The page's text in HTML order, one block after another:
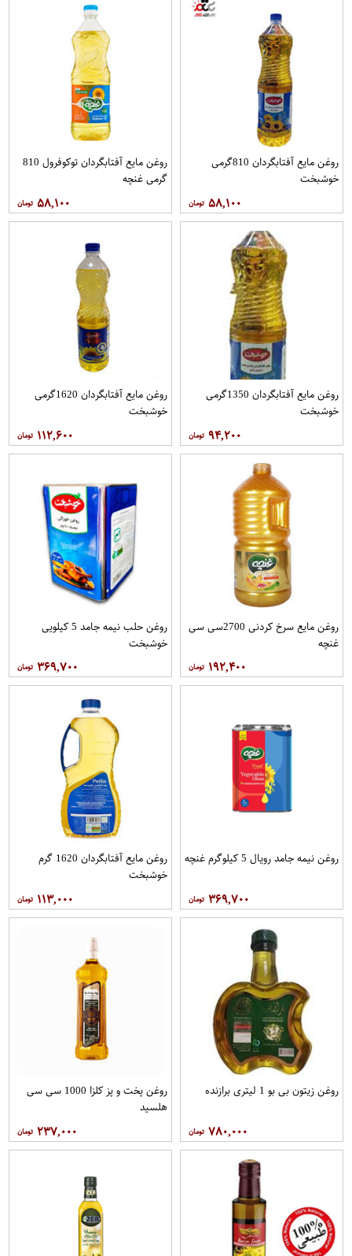
روغن مايع آفتابگردان 810گرمی
خوشبخت
۵۸,۱۰۰
روغن مايع آفتابگردان توکوفرول 810
گرمی غنچه
۵۸,۱۰۰
روغن مايع آفتابگردان 1350گرمی
خوشبخت
۹۴,۲۰۰
روغن مايع آفتابگردان 1620گرمی
خوشبخت
۱۱۲,۶۰۰
روغن مایع سرخ کردنی 2700سی سی
غنچه
۱۹۲,۴۰۰
روغن حلب نیمه جامد 5 کیلویی
خوشبخت
۳۶۹,۷۰۰
روغن نیمه جامد رویال 5 کيلوگرم غنچه
۳۶۹,۷۰۰
روغن مایع آفتابگردان 1620 گرم
خوشبخت
۱۱۳,۰۰۰
روغن زیتون بی بو 1 لیتری برازنده
۷۸۰,۰۰۰
روغن پخت و پز کلزا 1000 سی سی
هلسید
۲۳۷,۰۰۰